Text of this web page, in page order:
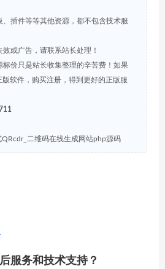
、插件等等其他资源，都不包含技术服
或广告，请联系站长处理！
标价只是站长收集整理的辛苦费！如果
软件，购买注册，得到更好的正版服
QRcdr_二维码在线生成网站php源码
服务和技术支持？